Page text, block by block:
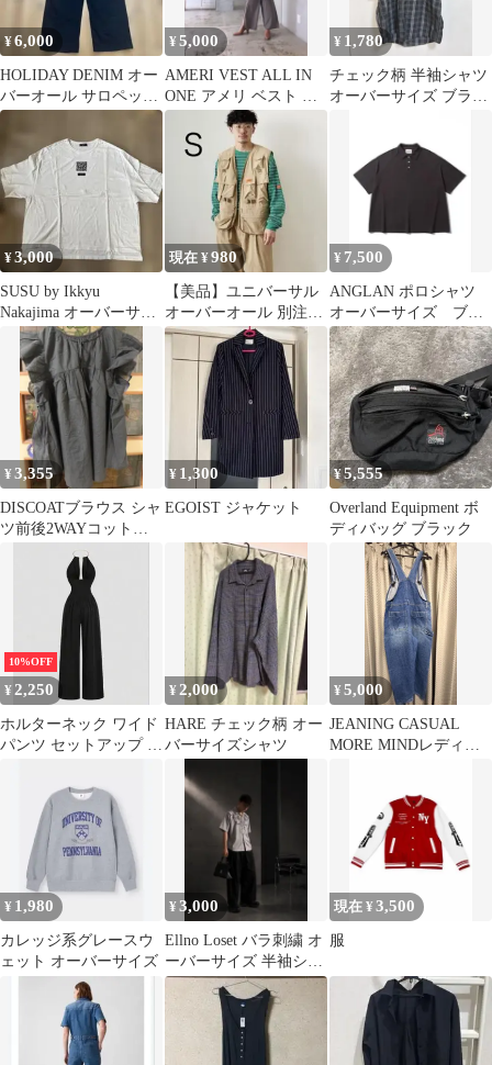
¥6,000
HOLIDAY DENIM オー
バーオール サロペット
黒ホリデイスウェット
¥5,000
AMERI VEST ALL IN
ONE アメリ ベスト オ
ールインワン
¥ 1,780
チェック柄 半袖シャツ
オーバーサイズ ブラッ
¥3,000
SUSU by Ikkyu
Nakajima オーバーサイ
ズTシャツ
現在 ¥980
【美品】ユニバーサル
オーバーオール 別注
MAKINO U2313404IN
¥ 7,500
ANGLAN ポロシャツ
オーバーサイズ ブラ
ウン
¥3,355
DISCOATブラウス シャ
ツ前後2WAYコットン
シアーフリルフレンチ
¥ 1,300
EGOIST ジャケット
¥5,555
Overland Equipment ボ
ディバッグ ブラック
10%OFF
¥2,250
ホルターネック ワイド
パンツ セットアップ ブ
¥ 2,000
HARE チェック柄 オー
バーサイズシャツ
¥5,000
JEANING CASUAL
MORE MINDレディー
¥ 1,980
カレッジ系グレースウ
ェット オーバーサイズ
¥3,000
Ellno Loset バラ刺繍 オ
ーバーサイズ 半袖シャ
ツ 夏服 モード系
現在 ¥ 3,500
服